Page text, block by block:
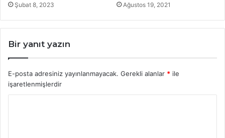
Şubat 8, 2023 Ağustos 19, 2021
Bir yanıt yazın
E-posta adresiniz yayınlanmayacak. Gerekli alanlar * ile
işaretlenmişlerdir